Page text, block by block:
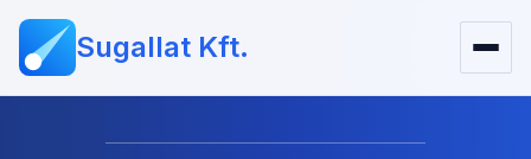
Sugallat Kft.